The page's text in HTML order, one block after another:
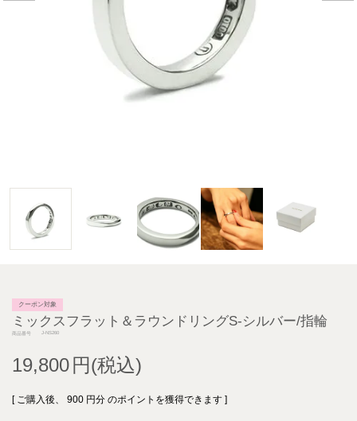
クーポン対象
ミックスフラット＆ラウンドリングS-シルバー/指輪
商品番号 J-NS260
19,800
[ ご購入後、 900 円分 のポイントを獲得できます ]